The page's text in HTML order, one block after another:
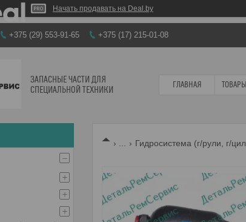
Начать продавать на Deal.by
+375 (29) 553-91-65 +375 (17) 215-01-08
ЗАПАСНЫЕ ЧАСТИ ДЛЯ
СПЕЦИАЛЬНОЙ ТЕХНИКИ
ГЛАВНАЯ
Гидросистема (г/рули, г/